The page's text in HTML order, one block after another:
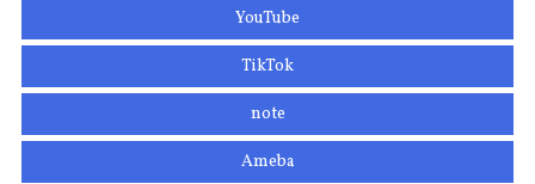
YouTube
TikTok
note
Ameba